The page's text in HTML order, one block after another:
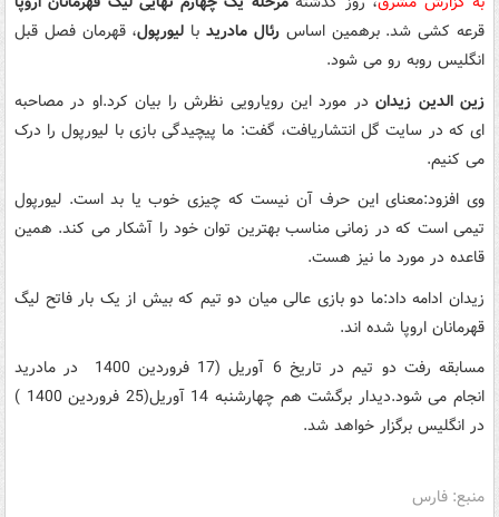
قرعه کشی شد. برهمین اساسرئال مادرید با لیورپول، قهرمان فصل قبل
انگلیس روبه رو می شود.
زین الدین زیداندر مورد این رویارویی نظرش را بیان کرد.او در مصاحبه
ای که در سایت گل انتشاریافت، گفت: ما پیچیدگی بازی با لیورپول را درک
می کنیم.
وی افزود:معنای این حرف آن نیست که چیزی خوب یا بد است. لیورپول
تیمی است که در زمانی مناسب بهترین توان خود را آشکار می کند. همین
قاعده در مورد ما نیز هست.
زیدان ادامه داد:ما دو بازی عالی میان دو تیم که بیش از یک بار فاتح لیگ
قهرمانان اروپا شده اند.
مسابقه رفت دو تیم در تاریخ 6 آوریل (17 فروردین 1400 در مادرید
انجام می شود.دیدار برگشت هم چهارشنبه 14 آوریل(25 فروردین 1400 )
در انگلیس برگزار خواهد شد.
منبع: فارس